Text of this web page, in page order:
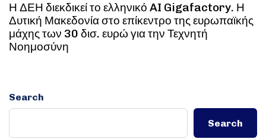
Η ΔΕΗ διεκδικεί το ελληνικό AI Gigafactory. Η
Δυτική Μακεδονία στο επίκεντρο της ευρωπαϊκής
μάχης των 30 δισ. ευρώ για την Τεχνητή
Νοημοσύνη
Search
Search